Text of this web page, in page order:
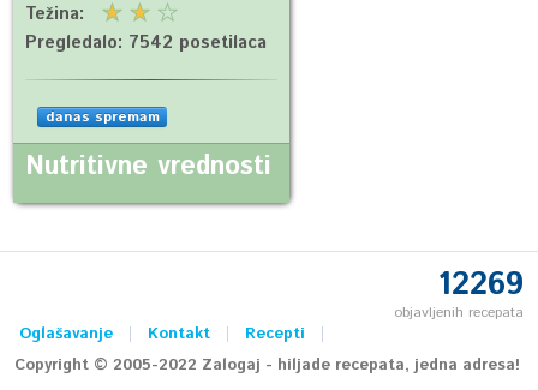
Težina:
Pregledalo: 7542 posetilaca
danas spremam
Nutritivne vrednosti
12269
objavljenih recepata
Oglašavanje Kontakt
Recepti
Copyright © 2005-2022 Zalogaj - hiljade recepata, jedna adresa!